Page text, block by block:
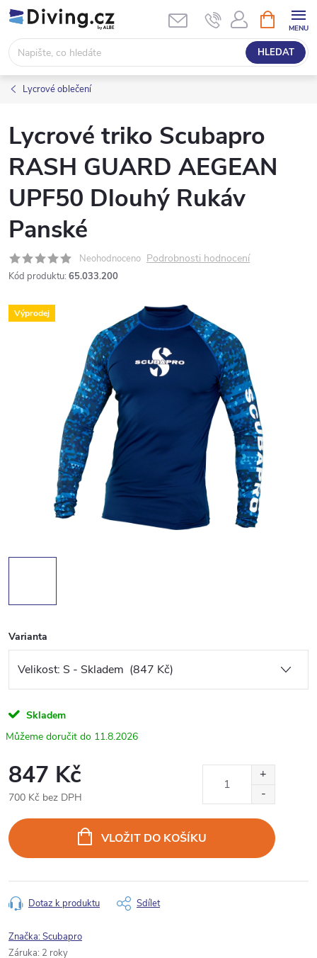
Přejít
na
obsah
HLEDAT
NÁKUPNÍ
KOŠÍK
Lycrové oblečení
Lycrové triko Scubapro
RASH GUARD AEGEAN
UPF50 Dlouhý Rukáv
Panské
Neohodnoceno Podrobnosti hodnocení
Kód produktu: 65.033.200
Výprodej
Varianta
Skladem
11.8.2026
847 Kč
700 Kč bez DPH
cena:
VLOŽIT DO KOŠÍKU
Dotaz k produktu Sdílet
Značka:Scubapro
Záruka: 2 roky